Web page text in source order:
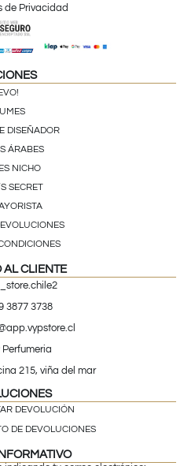
de Privacidad
DISEÑADOR
ÁRABES
NICHO
SECRET
AL CLIENTE
3877 3738
Perfumeria
215, viña del mar
DEVOLUCIÓN
DE DEVOLUCIONES